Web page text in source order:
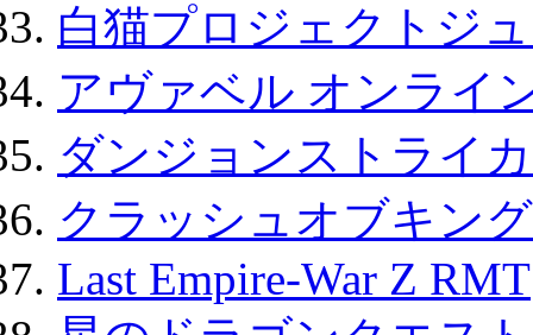
白猫プロジェクトジ
アヴァベル オンライ
ダンジョンストライ
クラッシュオブキン
Last Empire-War Z RMT